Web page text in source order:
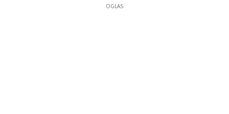
OGLAS